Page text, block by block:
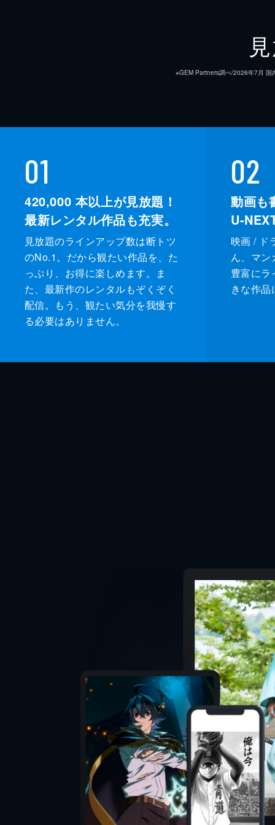
※GEM Partners調べ/2026年7⽉ 国
01
420,000 本以上が見放題！
最新レンタル作品も充実。
見放題のラインアップ数は断トツ
のNo.1。だから観たい作品を、た
っぷり、お得に楽しめます。ま
た、最新作のレンタルもぞくぞく
配信。もう、観たい気分を我慢す
る必要はありません。
02
動画も
U-
映画 / ド
ん、マン
豊富にラ
きな作